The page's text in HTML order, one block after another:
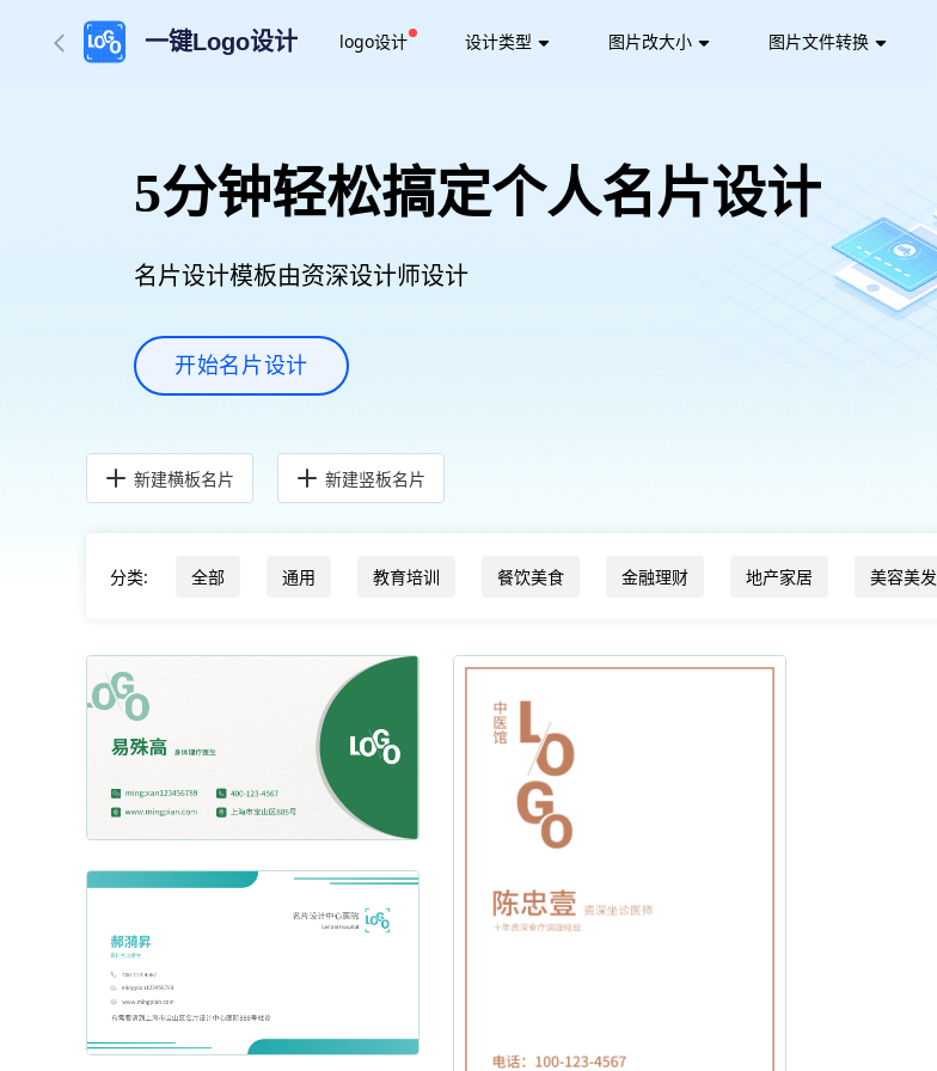
一键Logo设计 logo设计 设计类型 图片改大小 图片文件转换
5分钟轻松搞定个人名片设计
名片设计模板由资深设计师设计
开始名片设计
新建横板名片 新建竖板名片
分类: 全部 通用 教育培训 餐饮美食 金融理财 地产家居 美容美发